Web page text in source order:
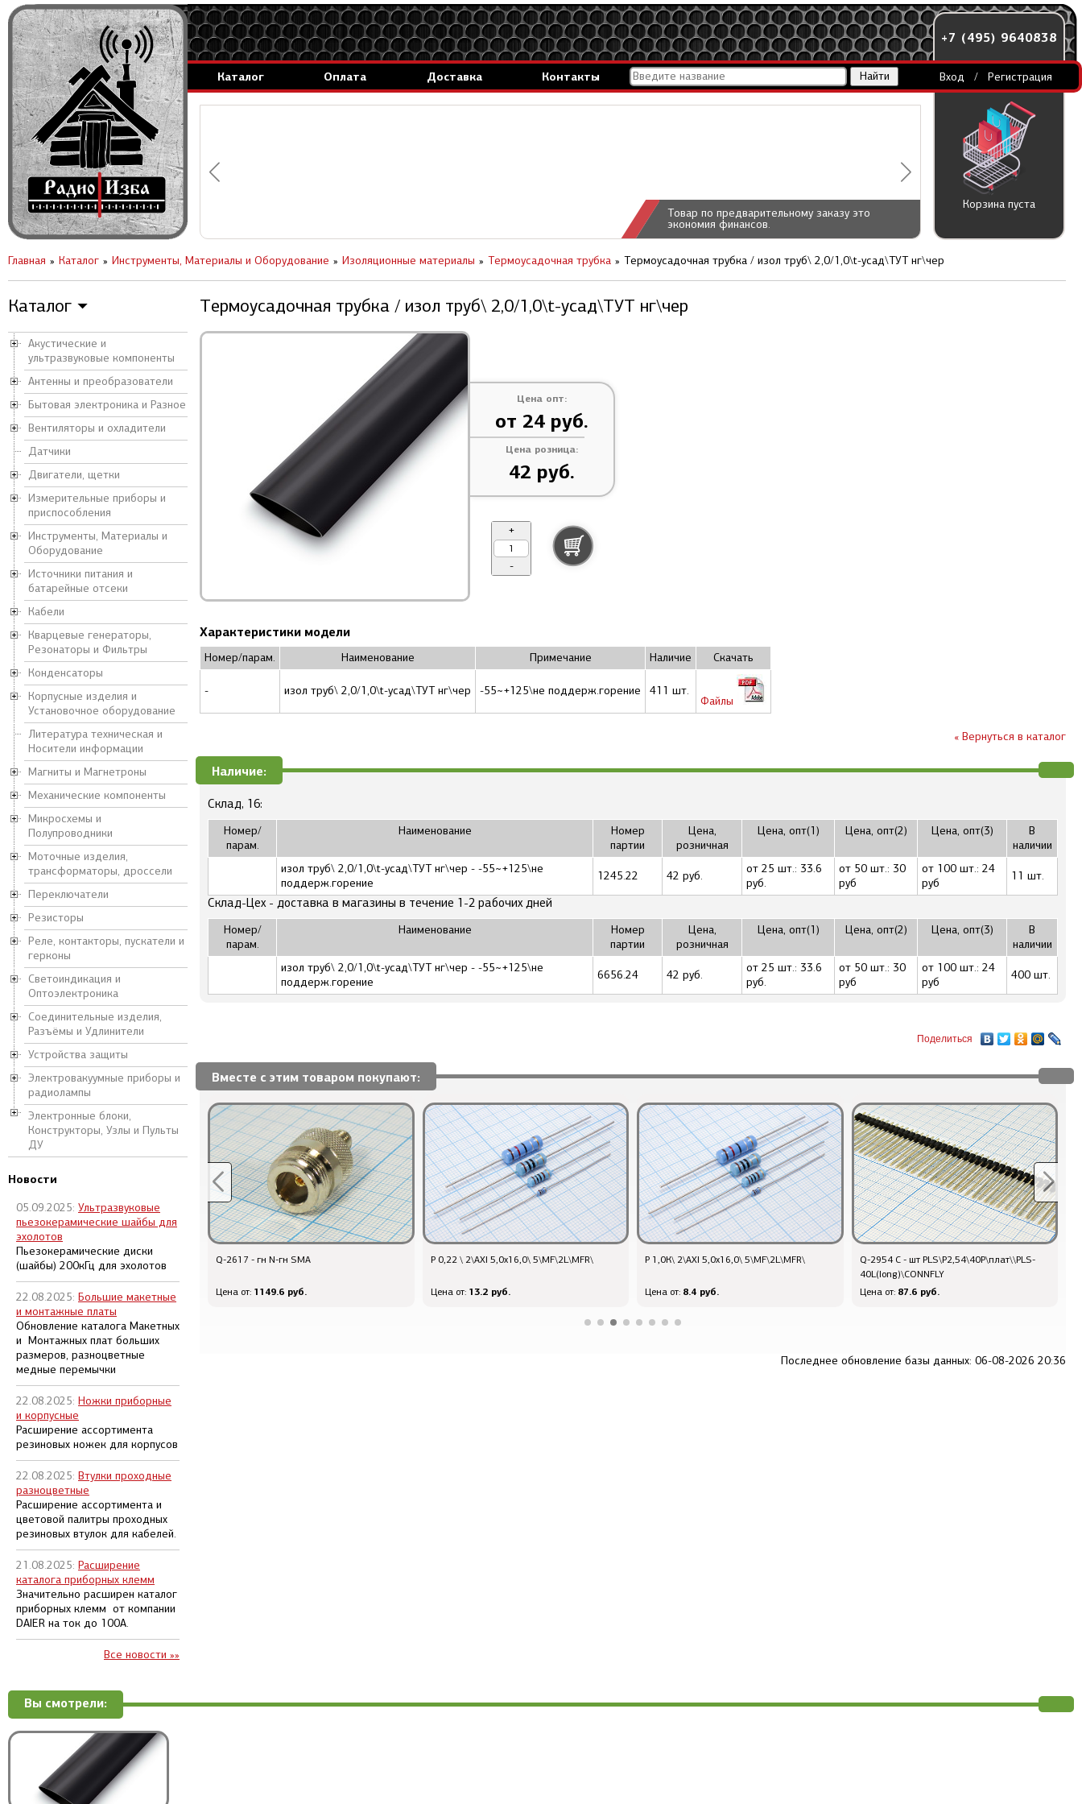
Каталог Оплата Доставка Контакты
генераторы.
за 1 день.
Товар по предварительному заказу это
экономия финансов.
+7 (495) 9640838
Вход / Регистрация
Корзина пуста
Каталог ▼
Акустические и
ультразвуковые компоненты
Антенны и преобразователи
Бытовая электроника и Разное
Вентиляторы и охладители
Датчики
Двигатели, щетки
Измерительные приборы и
приспособления
Инструменты, Материалы и
Оборудование
Источники питания и
батарейные отсеки
Кабели
Кварцевые генераторы,
Резонаторы и Фильтры
Конденсаторы
Корпусные изделия и
Установочное оборудование
Литература техническая и
Носители информации
Магниты и Магнетроны
Механические компоненты
Микросхемы и
Полупроводники
Моточные изделия,
трансформаторы, дроссели
Переключатели
Резисторы
Реле, контакторы, пускатели и
герконы
Светоиндикация и
Оптоэлектроника
Соединительные изделия,
Разъёмы и Удлинители
Устройства защиты
Электровакуумные приборы и
радиолампы
Электронные блоки,
Конструкторы, Узлы и Пульты
ДУ
Новости
05.09.2025: Ультразвуковые
пьезокерамические шайбы для
эхолотов
Пьезокерамические диски
(шайбы) 200кГц для эхолотов
22.08.2025: Большие макетные
и монтажные платы
Обновление каталога Макетных
и Монтажных плат больших
размеров, разноцветные
медные перемычки
22.08.2025: Ножки приборные
и корпусные
Расширение ассортимента
резиновых ножек для корпусов
22.08.2025: Втулки проходные
разноцветные
Расширение ассортимента и
цветовой палитры проходных
резиновых втулок для кабелей.
21.08.2025: Расширение
каталога приборных клемм
Значительно расширен каталог
приборных клемм от компании
DAIER на ток до 100А.
Все новости »»
Термоусадочная трубка / изол труб\ 2,0/1,0\t-усад\ТУТ нг\чер
Главная Каталог Инструменты, Материалы и Оборудование Изоляционные материалы Термоусадочная трубка Термоусадочная трубка / изол труб\ 2,0/1,0\t-усад\ТУТ нг\чер
Цена опт:
от 24 руб.
Цена розница:
42 руб.
+
-
Характеристики модели
Номер/парам. Наименование Примечание Наличие Скачать
- изол труб\ 2,0/1,0\t-усад\ТУТ нг\чер -55~+125\не поддерж.горение 411 шт.
Файлы
« Вернуться в каталог
Наличие:
Склад, 16:
Номер/
парам.
Наименование
Номер
партии
Цена,
розничная
Цена, опт(1) Цена, опт(2) Цена, опт(3)
В
наличии
изол труб\ 2,0/1,0\t-усад\ТУТ нг\чер - -55~+125\не
поддерж.горение
1245.22 42 руб.
от 25 шт.: 33.6
руб.
от 50 шт.: 30
руб
от 100 шт.: 24
руб
11 шт.
Склад-Цех - доставка в магазины в течение 1-2 рабочих дней
Номер/
парам.
Наименование
Номер
партии
Цена,
розничная
Цена, опт(1) Цена, опт(2) Цена, опт(3)
В
наличии
изол труб\ 2,0/1,0\t-усад\ТУТ нг\чер - -55~+125\не
поддерж.горение
6656.24 42 руб.
от 25 шт.: 33.6
руб.
от 50 шт.: 30
руб
от 100 шт.: 24
руб
400 шт.
Поделиться
Вместе с этим товаром покупают:
Q-509 - шт BNC\RG58\\\
Цена от:328.8 руб.
Q-2617 - гн N-гн SMA
Цена от: 1149.6 руб.
Р 0,22 \ 2\AXI 5,0x16,0\ 5\MF\2L\MFR\
Цена от: 13.2 руб.
Р 1,0К\ 2\AXI 5,0x16,0\ 5\MF\2L\MFR\
Цена от: 8.4 руб.
Q-2954 C - шт PLS\P2,54\40P\плат\\PLS-
40L(long)\CONNFLY
Цена от: 87.6 руб.
Последнее обновление базы данных: 06-08-2026 20:36
Вы смотрели: